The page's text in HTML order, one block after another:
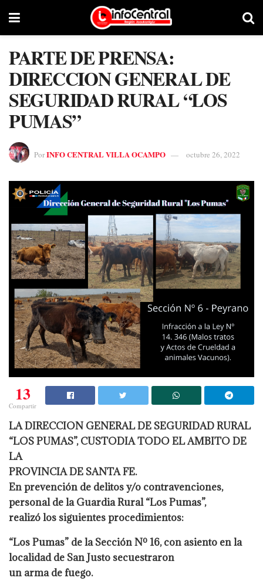
PARTE DE PRENSA:
DIRECCION GENERAL DE
SEGURIDAD RURAL “LOS
PUMAS”
PorINFO CENTRAL VILLA OCAMPO octubre 26, 2022
13
Compartir
LA DIRECCION GENERAL DE SEGURIDAD RURAL
“LOS PUMAS”, CUSTODIA TODO EL AMBITO DE
LA
PROVINCIA DE SANTA FE.
En prevención de delitos y/o contravenciones,
personal de la Guardia Rural “Los Pumas”,
realizó los siguientes procedimientos:
“Los Pumas” de la Sección Nº 16, con asiento en la
localidad de San Justo secuestraron
un arma de fuego.